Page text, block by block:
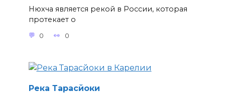
Нюхча является рекой в России, которая
протекает о
0 0
Река Тарасйоки